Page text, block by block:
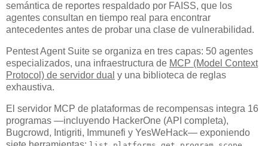
semántica de reportes respaldado por FAISS, que los
agentes consultan en tiempo real para encontrar
antecedentes antes de probar una clase de vulnerabilidad.
Pentest Agent Suite se organiza en tres capas: 50 agentes
especializados, una infraestructura de MCP (Model Context
Protocol) de servidor dual y una biblioteca de reglas
exhaustiva.
El servidor MCP de plataformas de recompensas integra 16
programas —incluyendo HackerOne (API completa),
Bugcrowd, Intigriti, Immunefi y YesWeHack— exponiendo